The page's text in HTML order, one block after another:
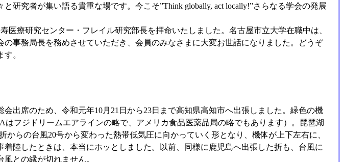
研究者が集い語る貴重な場です。今こそ”Think globally, act locally!”さらなる学会の発展
医療研究センター・フレイル研究部長を拝命いたしました。名古屋市立大学在職中は、
事務局長を務めさせていただき、会員のみなさまに大変お世話になりました。どうぞ
。
出席のため、令和元年10月21日から23日まで高知県高知市へ出張しました。緑色の機
フジドリームエアラインの略で、アメリカ食品医薬品局の略でもあります）。琵琶湖
からの台風20号から変わった熱帯低気圧に向かっていく形となり、機体が上下左右に、
陸したときは、本当にホッとしました。以前、同様に鹿児島へ出張した折も、台風に
との縁が切れません。